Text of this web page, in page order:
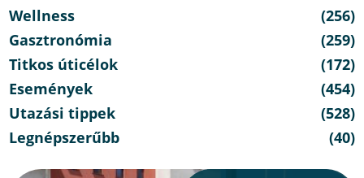
Wellness
(256)
Gasztronómia
(259)
Titkos úticélok
(172)
Események
(454)
Utazási tippek
(528)
Legnépszerűbb
(40)